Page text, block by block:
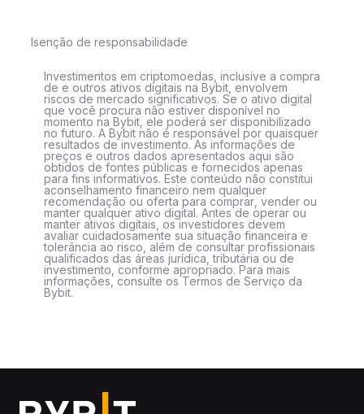
Isenção de responsabilidade
Investimentos em criptomoedas, inclusive a compra
de e outros ativos digitais na Bybit, envolvem
riscos de mercado significativos. Se o ativo digital
que você procura não estiver disponível no
momento na Bybit, ele poderá ser disponibilizado
no futuro. A Bybit não é responsável por quaisquer
resultados de investimento. As informações de
preços e outros dados apresentados aqui são
obtidos de fontes públicas e fornecidos apenas
para fins informativos. Este conteúdo não constitui
aconselhamento financeiro nem qualquer
recomendação ou oferta para comprar, vender ou
manter qualquer ativo digital. Antes de operar ou
manter ativos digitais, os investidores devem
avaliar cuidadosamente sua situação financeira e
tolerância ao risco, além de consultar profissionais
qualificados das áreas jurídica, tributária ou de
investimento, conforme apropriado. Para mais
informações, consulte os Termos de Serviço da
Bybit.